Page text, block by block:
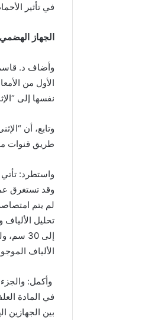
في تأثير
الجهاز الهضمي
وأضاف د. قاسم
الأول من
نفسها إلى
طريق قنوات
واستطرد:
لم يتم
إلى
الألياف
في المادة
بين الجهازين